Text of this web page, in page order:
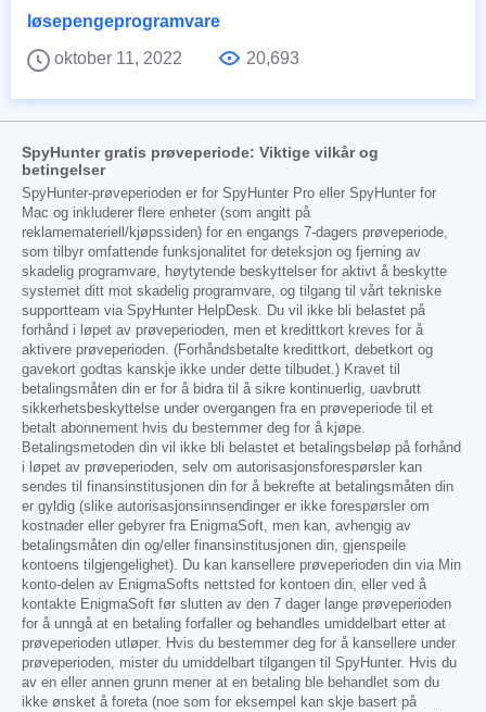
løsepengeprogramvare
oktober 11, 2022
20,693
SpyHunter gratis prøveperiode: Viktige vilkår og
betingelser
SpyHunter-prøveperioden er for SpyHunter Pro eller SpyHunter for
Mac og inkluderer flere enheter (som angitt på
reklamemateriell/kjøpssiden) for en engangs 7-dagers prøveperiode,
som tilbyr omfattende funksjonalitet for deteksjon og fjerning av
skadelig programvare, høytytende beskyttelser for aktivt å beskytte
systemet ditt mot skadelig programvare, og tilgang til vårt tekniske
supportteam via SpyHunter HelpDesk. Du vil ikke bli belastet på
forhånd i løpet av prøveperioden, men et kredittkort kreves for å
aktivere prøveperioden. (Forhåndsbetalte kredittkort, debetkort og
gavekort godtas kanskje ikke under dette tilbudet.) Kravet til
betalingsmåten din er for å bidra til å sikre kontinuerlig, uavbrutt
sikkerhetsbeskyttelse under overgangen fra en prøveperiode til et
betalt abonnement hvis du bestemmer deg for å kjøpe.
Betalingsmetoden din vil ikke bli belastet et betalingsbeløp på forhånd
i løpet av prøveperioden, selv om autorisasjonsforespørsler kan
sendes til finansinstitusjonen din for å bekrefte at betalingsmåten din
er gyldig (slike autorisasjonsinnsendinger er ikke forespørsler om
kostnader eller gebyrer fra EnigmaSoft, men kan, avhengig av
betalingsmåten din og/eller finansinstitusjonen din, gjenspeile
kontoens tilgjengelighet). Du kan kansellere prøveperioden din via Min
konto-delen av EnigmaSofts nettsted for kontoen din, eller ved å
kontakte EnigmaSoft før slutten av den 7 dager lange prøveperioden
for å unngå at en betaling forfaller og behandles umiddelbart etter at
prøveperioden utløper. Hvis du bestemmer deg for å kansellere under
prøveperioden, mister du umiddelbart tilgangen til SpyHunter. Hvis du
av en eller annen grunn mener at en betaling ble behandlet som du
ikke ønsket å foreta (noe som for eksempel kan skje basert på